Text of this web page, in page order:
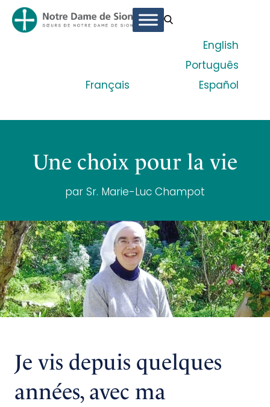
Français
English
Português
Español
Une choix pour la vie
par Sr. Marie-Luc Champot
Je vis depuis quelques
années, avec ma